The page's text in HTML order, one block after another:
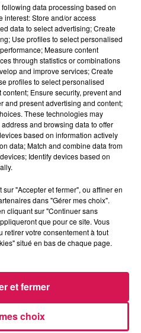
CYRUS
As One
20h22
20h22
ALL 4 ONE
I Swear
CONSULTÉS
CHALEUR ET RISQUE
D'ORAGES CE LUNDI EN
following data processing based on
interest: Store and/or access
data to select advertising; Create
Use profiles to select personalised
Measure content
through statistics or combinations
and improve services; Create
profiles to select personalised
Ensure security, prevent and
and present advertising and content;
These technologies may
and browsing data to offer
based on information actively
data; Match and combine data from
Identify devices based on
"Accepter et fermer", ou affiner en
dans "Gérer mes choix".
cliquant sur "Continuer sans
que pour ce site. Vous
retirer votre consentement à tout
situé en bas de chaque page.
choix
et fermer